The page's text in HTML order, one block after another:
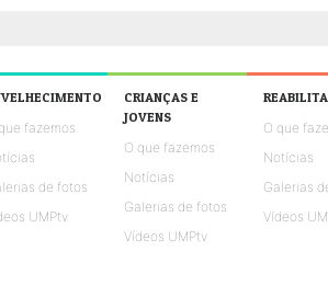
fazemos
de fotos
UMPtv
CRIANÇAS E
JOVENS
O que fazemos
Notícias
Galerias de fotos
Vídeos UMPtv
O que
Notícias
Galerias
Vídeos